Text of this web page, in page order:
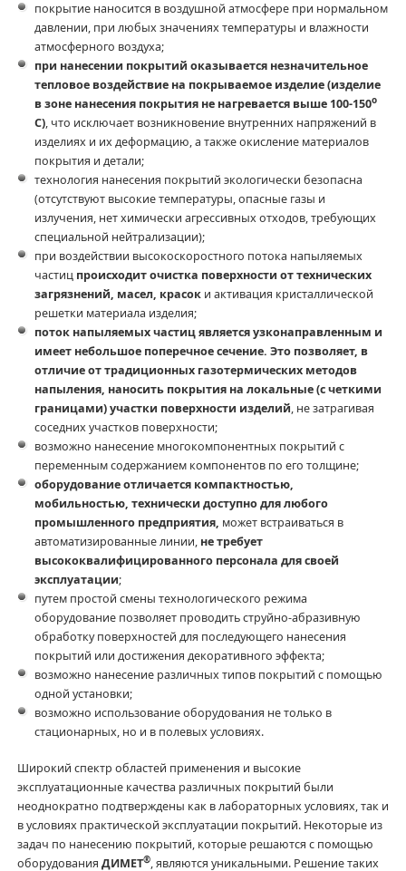
покрытие наносится в воздушной атмосфере при нормальном
давлении, при любых значениях температуры и влажности
атмосферного воздуха;
при нанесении покрытий оказывается незначительное
тепловое воздействие на покрываемое изделие (изделие
в зоне нанесения покрытия не нагревается выше 100-150о
С), что исключает возникновение внутренних напряжений в
изделиях и их деформацию, а также окисление материалов
покрытия и детали;
технология нанесения покрытий экологически безопасна
(отсутствуют высокие температуры, опасные газы и
излучения, нет химически агрессивных отходов, требующих
специальной нейтрализации);
при воздействии высокоскоростного потока напыляемых
частиц происходит очистка поверхности от технических
загрязнений, масел, красок и активация кристаллической
решетки материала изделия;
поток напыляемых частиц является узконаправленным и
имеет небольшое поперечное сечение. Это позволяет, в
отличие от традиционных газотермических методов
напыления, наносить покрытия на локальные (с четкими
границами) участки поверхности изделий, не затрагивая
соседних участков поверхности;
возможно нанесение многокомпонентных покрытий с
переменным содержанием компонентов по его толщине;
оборудование отличается компактностью,
мобильностью, технически доступно для любого
промышленного предприятия, может встраиваться в
автоматизированные линии, не требует
высококвалифицированного персонала для своей
эксплуатации;
путем простой смены технологического режима
оборудование позволяет проводить струйно-абразивную
обработку поверхностей для последующего нанесения
покрытий или достижения декоративного эффекта;
возможно нанесение различных типов покрытий с помощью
одной установки;
возможно использование оборудования не только в
стационарных, но и в полевых условиях.
Широкий спектр областей применения и высокие
эксплуатационные качества различных покрытий были
неоднократно подтверждены как в лабораторных условиях, так и
в условиях практической эксплуатации покрытий. Некоторые из
задач по нанесению покрытий, которые решаются с помощью
оборудования ДИМЕТ®, являются уникальными. Решение таких